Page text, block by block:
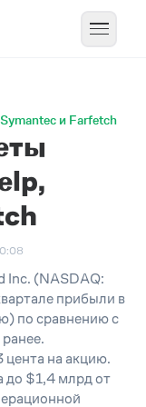
и Farfetch
Inc. (NASDAQ:
прибыли в
по сравнению с
на акцию.
до $1,4 млрд от